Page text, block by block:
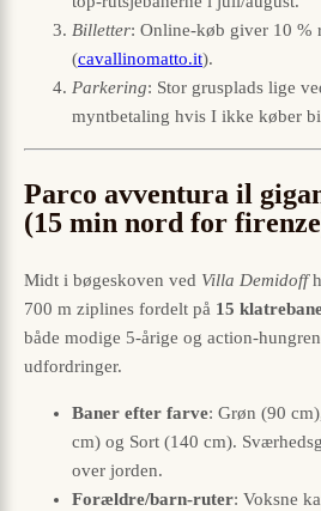
Billetter: Online-køb giver 10 %
(cavallinomatto.it).
Parkering: Stor grusplads lige
myntbetaling hvis I ikke køber
Parco avventura il
(15 min nord for
Midt i bøgeskoven ved Villa Demidoff
700 m ziplines fordelt på 15
både modige 5-årige og action-
udfordringer.
Baner efter farve: Grøn (90
cm) og Sort (140 cm).
over jorden.
Forældre/barn-ruter: Voksne